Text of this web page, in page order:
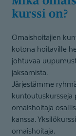
kurssi on?
Omaishoitajien
kotona hoitaville
johtuvaa
jaksamista.
Järjestämme
kuntoutuskursseja
omaishoitaja
kanssa.
omaishoitaja.